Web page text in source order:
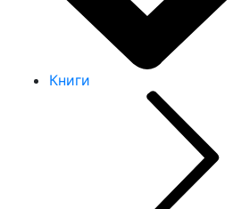
Книги